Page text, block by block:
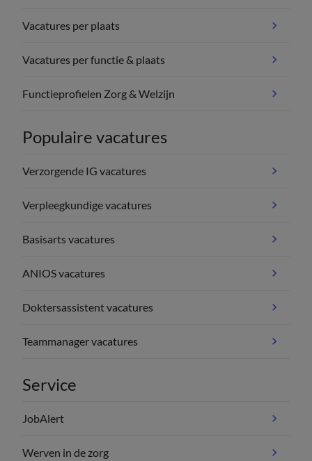
Vacatures per plaats
Vacatures per functie & plaats
Functieprofielen Zorg & Welzijn
Populaire vacatures
Verzorgende IG vacatures
Verpleegkundige vacatures
Basisarts vacatures
ANIOS vacatures
Doktersassistent vacatures
Teammanager vacatures
Service
JobAlert
Werven in de zorg